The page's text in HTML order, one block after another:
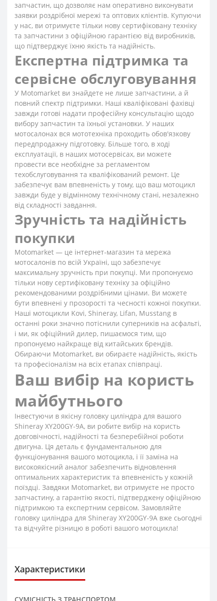
запчастин, що дозволяє нам оперативно виконувати
заявки роздрібної мережі та оптових клієнтів. Купуючи
у нас, ви отримуєте тільки нову сертифіковану техніку
та запчастини з офіційною гарантією від виробників,
що підтверджує їхню якість та надійність.
Експертна підтримка та
сервісне обслуговування
У Motomarket ви знайдете не лише запчастини, а й
повний спектр підтримки. Наші кваліфіковані фахівці
завжди готові надати професійну консультацію щодо
вибору запчастин та їхньої установки. У наших
мотосалонах вся мототехніка проходить обов'язкову
передпродажну підготовку. Більше того, в ході
експлуатації, в наших мотосервісах, ви можете
провести все необхідне за регламентом
техобслуговування та кваліфікований ремонт. Це
забезпечує вам впевненість у тому, що ваш мотоцикл
завжди буде у відмінному технічному стані, незалежно
від складності завдання.
Зручність та надійність
покупки
Motomarket — це інтернет-магазин та мережа
мотосалонів по всій Україні, що забезпечує
максимальну зручність при покупці. Ми пропонуємо
тільки нову сертифіковану техніку за офіційно
рекомендованими роздрібними цінами. Ви можете
бути впевнені у прозорості та чесності кожної покупки.
Наші мотоцикли Kovi, Shineray, Lifan, Musstang в
останні роки значно потіснили суперників на асфальті,
і ми, як офіційний дилер, пишаємося тим, що
пропонуємо найкраще від китайських брендів.
Обираючи Motomarket, ви обираєте надійність, якість
та професіоналізм на всіх етапах співпраці.
Ваш вибір на користь
майбутнього
Інвестуючи в якісну головку циліндра для вашого
Shineray XY200GY-9A, ви робите вибір на користь
довговічності, надійності та безперебійної роботи
двигуна. Ця деталь є фундаментальною для
функціонування вашого мотоцикла, і її заміна на
високоякісний аналог забезпечить відновлення
оптимальних характеристик та впевненість у кожній
поїздці. Завдяки Motomarket, ви отримуєте не просто
запчастину, а гарантію якості, підтверджену офіційною
підтримкою та експертним сервісом. Замовляйте
головку циліндра для Shineray XY200GY-9A вже сьогодні
та відчуйте різницю в роботі вашого мотоцикла!
Характеристики